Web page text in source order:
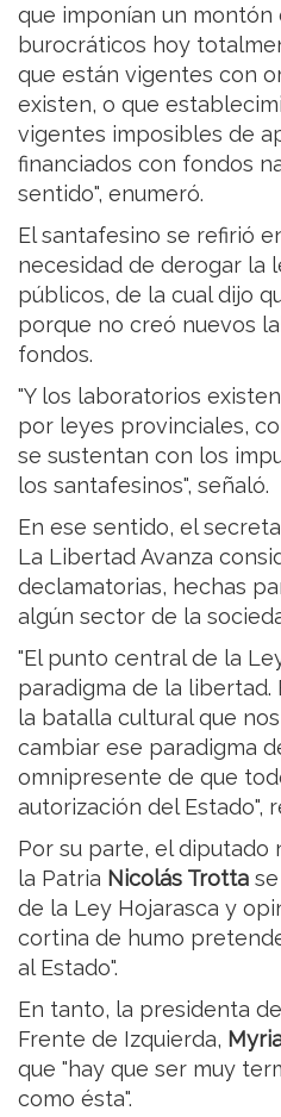
que imponían un montón
burocráticos hoy
que están vigentes con
existen, o que
vigentes imposibles de
financiados con fondos
sentido", enumeró.
El santafesino se refirió
necesidad de derogar la
públicos, de la cual dijo
porque no creó nuevos
fondos.
"Y los laboratorios
por leyes provinciales,
se sustentan con los
los santafesinos", señaló.
En ese sentido, el
La Libertad Avanza
declamatorias, hechas
algún sector de la
"El punto central de la
paradigma de la libertad.
la batalla cultural que
cambiar ese paradigma
omnipresente de que
autorización del Estado",
Por su parte, el diputado
la Patria Nicolás Trotta
de la Ley Hojarasca y
cortina de humo
al Estado".
En tanto, la presidenta
Frente de Izquierda,
que "hay que ser muy
como ésta".